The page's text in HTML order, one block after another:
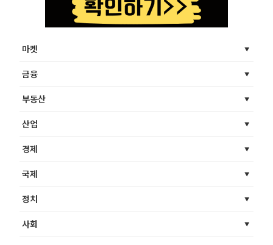
마켓
금융
부동산
산업
경제
국제
정치
사회